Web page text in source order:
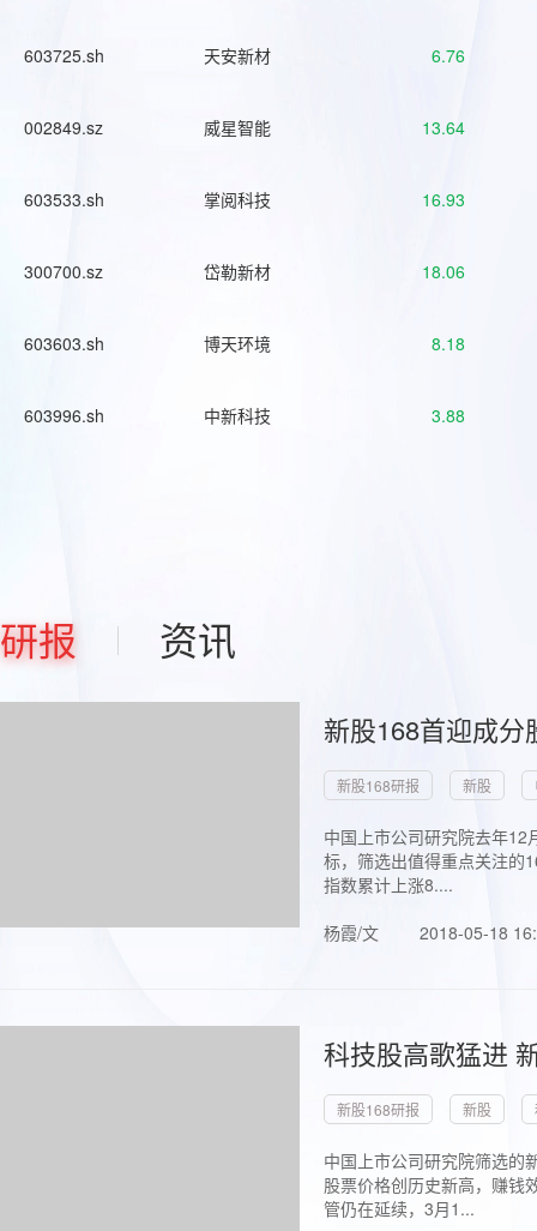
603725.sh 天安新材 6.76
002849.sz 威星智能 13.64
603533.sh 掌阅科技 16.93
300700.sz 岱勒新材 18.06
603603.sh 博天环境 8.18
603996.sh 中新科技 3.88
研报 资讯
新股168首迎成
新股168研报 新股
中国上市公司研究院去年
标，筛选出值得重点关注的
指数累计上涨8....
杨霞/文
2018-05-18
科技股高歌猛进
新股168研报 新股
中国上市公司研究院筛选的
股票价格创历史新高，赚钱
管仍在延续，3月1...